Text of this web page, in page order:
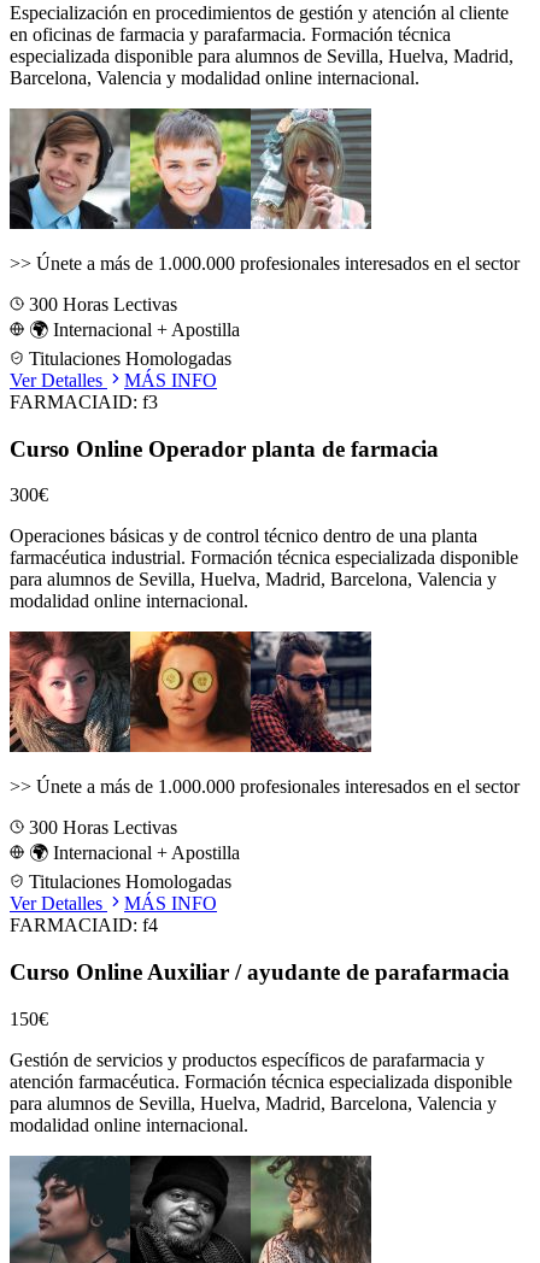
Especialización en procedimientos de gestión y atención al cliente
en oficinas de farmacia y parafarmacia. Formación técnica
especializada disponible para alumnos de Sevilla, Huelva, Madrid,
Barcelona, Valencia y modalidad online internacional.
>> Únete a más de 1.000.000 profesionales interesados en el sector
300 Horas Lectivas
🌍 Internacional + Apostilla
Titulaciones Homologadas
Ver Detalles
MÁS INFO
FARMACIAID: f3
Curso Online Operador planta de farmacia
300€
Operaciones básicas y de control técnico dentro de una planta
farmacéutica industrial. Formación técnica especializada disponible
para alumnos de Sevilla, Huelva, Madrid, Barcelona, Valencia y
modalidad online internacional.
>> Únete a más de 1.000.000 profesionales interesados en el sector
300 Horas Lectivas
🌍 Internacional + Apostilla
Titulaciones Homologadas
Ver Detalles
MÁS INFO
FARMACIAID: f4
Curso Online Auxiliar / ayudante de parafarmacia
150€
Gestión de servicios y productos específicos de parafarmacia y
atención farmacéutica. Formación técnica especializada disponible
para alumnos de Sevilla, Huelva, Madrid, Barcelona, Valencia y
modalidad online internacional.